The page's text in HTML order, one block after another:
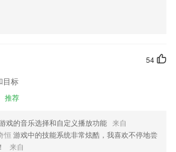
本；
课程全部免费
让您快速提升自己。
启蒙，而不仅仅是教育。
学、教务、学员服务提供优质的一条龙服务，
管理，以学员为中心，从考前、考中、考后提供
案。加入大立，让您感受到宾至如归般的最便
务。
54
目标
推荐
戏的音乐选择和自定义播放功能 来自
恒 游戏中的技能系统非常炫酷，我喜欢不停地尝
来自